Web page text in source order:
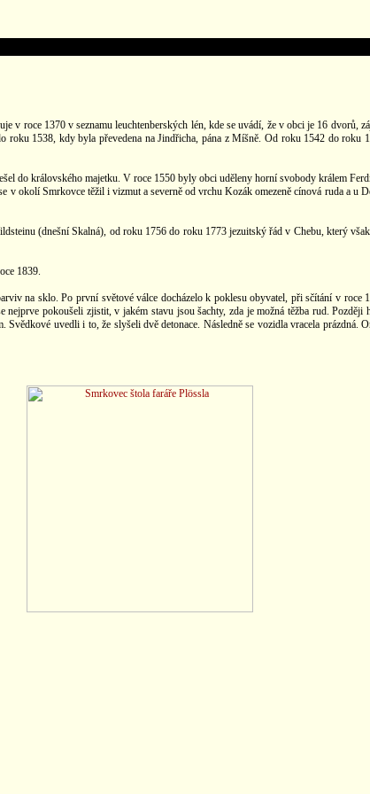
v roce 1370 v seznamu leuchtenberských lén, kde se uvádí, že v obci je 16 dvorů,
1538, kdy byla převedena na Jindřicha, pána z Míšně. Od roku 1542 do
do královského majetku. V roce 1550 byly obci uděleny horní svobody králem
okolí Smrkovce těžil i vizmut a severně od vrchu Kozák omezeně cínová ruda a u
(dnešní Skalná), od roku 1756 do roku 1773 jezuitský řád v Chebu, který
1839.
na sklo. Po první světové válce docházelo k poklesu obyvatel, při sčítání v
pokoušeli zjistit, v jakém stavu jsou šachty, zda je možná těžba rud.
uvedli i to, že slyšeli dvě detonace. Následně se vozidla vracela